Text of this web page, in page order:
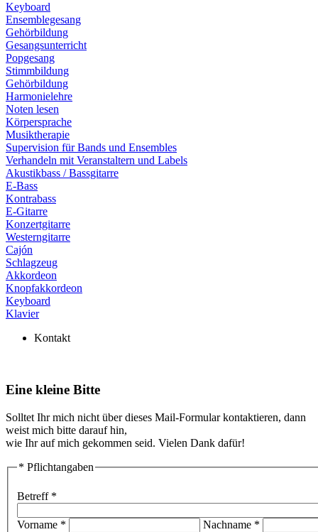
Keyboard
Ensemblegesang
Gehörbildung
Gesangsunterricht
Popgesang
Stimmbildung
Gehörbildung
Harmonielehre
Noten lesen
Körpersprache
Musiktherapie
Supervision für Bands und Ensembles
Verhandeln mit Veranstaltern und Labels
Akustikbass / Bassgitarre
E-Bass
Kontrabass
E-Gitarre
Konzertgitarre
Westerngitarre
Cajón
Schlagzeug
Akkordeon
Knopfakkordeon
Keyboard
Klavier
Kontakt
Eine kleine Bitte
Solltet Ihr mich nicht über dieses Mail-Formular kontaktieren, dann
weist mich bitte darauf hin,
wie Ihr auf mich gekommen seid. Vielen Dank dafür!
* Pflichtangaben
Betreff *
Vorname *
Nachname *